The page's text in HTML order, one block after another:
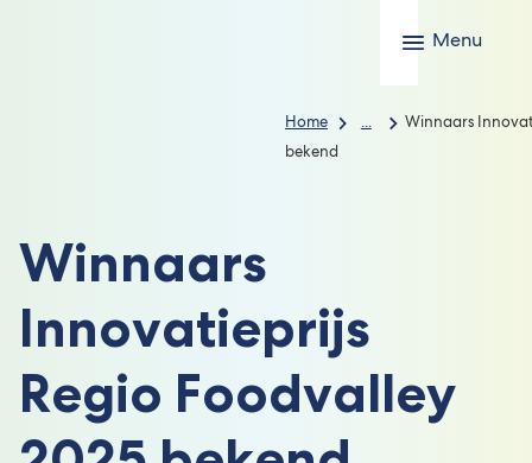
Menu
Home ...
Winnaars
bekend
Winnaars
Innovatieprijs
Regio Foodvalley